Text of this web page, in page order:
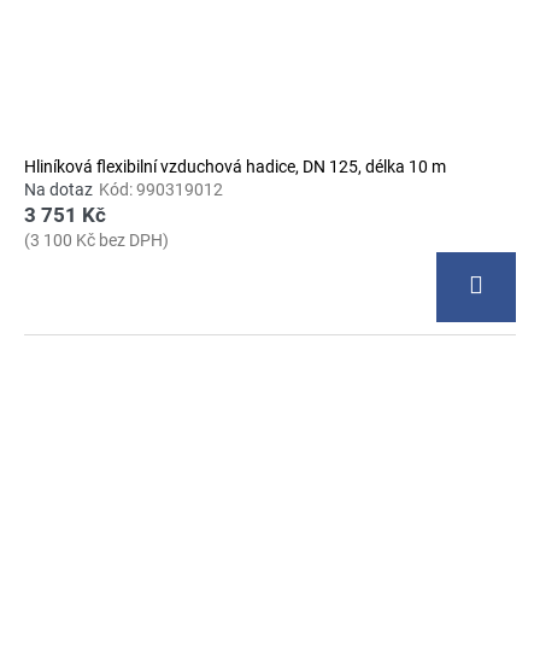
Hliníková flexibilní vzduchová hadice, DN 125, délka 10 m
Na dotaz Kód:990319012
3 751 Kč
(3 100 Kč bez DPH)